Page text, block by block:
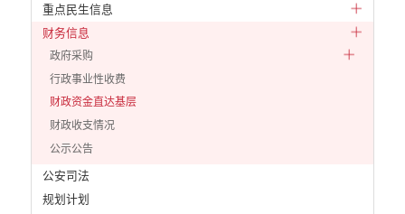
重点民生信息
财务信息
政府采购
行政事业性收费
财政资金直达基层
财政收支情况
公示公告
公安司法
规划计划